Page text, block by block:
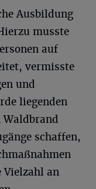
Ausbildung
musste
auf
vermisste
und
liegenden
schaffen,
Vielzahl an